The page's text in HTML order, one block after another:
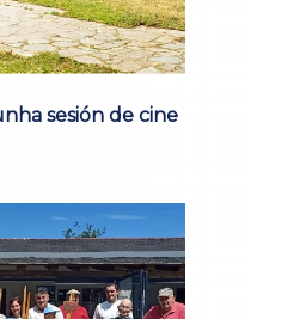
sesión de cine